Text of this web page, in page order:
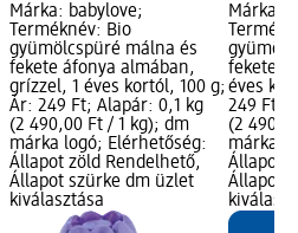
Márka: babylove;
Terméknév: Bio
gyümölcspüré málna és
fekete áfonya almában,
grízzel, 1 éves kortól, 100 g;
Ár: 249 Ft; Alapár: 0,1 kg
(2 490,00 Ft / 1 kg); dm
márka logó; Elérhetőség:
Állapot zöld Rendelhető,
Állapot szürke dm üzlet
kiválasztása
Márka:
fekete
éves
249 Ft;
(2
márka
Állapot
Állapot